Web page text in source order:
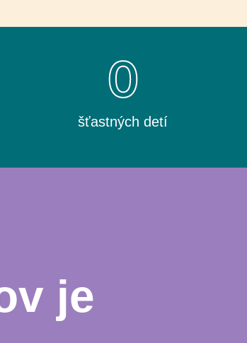
šťastných detí
0
je